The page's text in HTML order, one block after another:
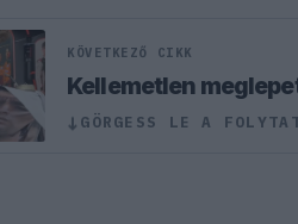
KÖVETKEZŐ CIKK
Kellemetlen
↓ GÖRGESS LE A